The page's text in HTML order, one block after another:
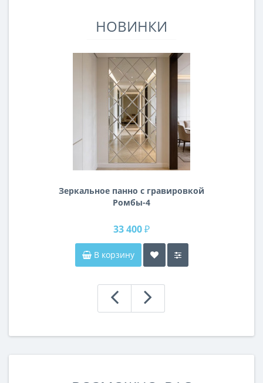
НОВИНКИ
Зеркальное панно с гравировкой
Ромбы-4
33 400 ₽
В корзину